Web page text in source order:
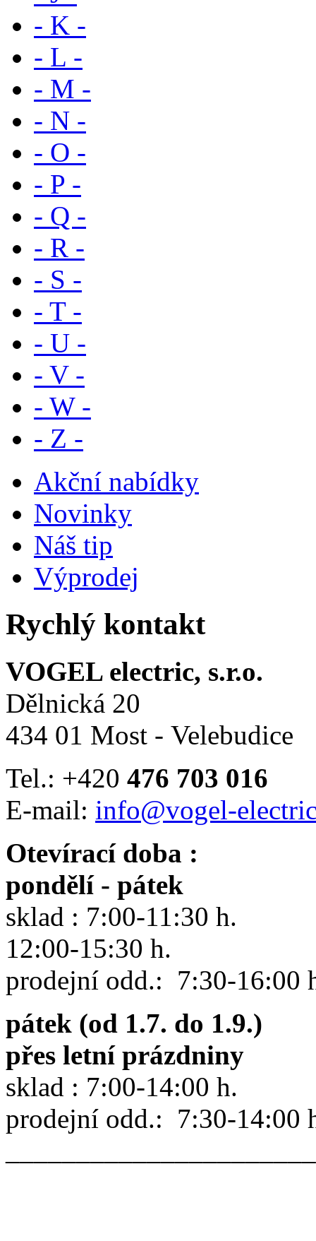
- K -
- L -
- M -
- N -
- O -
- P -
- Q -
- R -
- S -
- T -
- U -
- V -
- W -
- Z -
Akční nabídky
Novinky
Náš tip
Výprodej
Rychlý kontakt
VOGEL electric, s.r.o.
Dělnická 20
434 01 Most - Velebudice
Tel.: +420 476 703 016
E-mail: info@vogel-
Otevírací doba :
pondělí - pátek
sklad : 7:00-11:30 h.
12:00-15:30 h.
prodejní odd.: 7:30-16:00
pátek (od 1.7. do 1.9.)
přes letní prázdniny
sklad : 7:00-14:00 h.
prodejní odd.: 7:30-14:00